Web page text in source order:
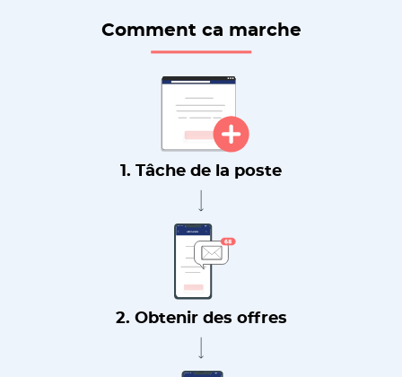
Comment ca marche
1. Tâche de la poste
2. Obtenir des offres